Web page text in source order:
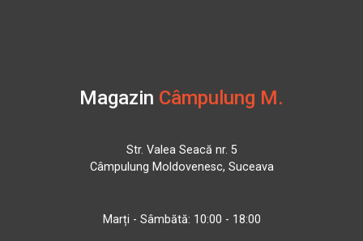
Magazin Câmpulung M.
Str. Valea Seacă nr. 5
Câmpulung Moldovenesc, Suceava
Marți - Sâmbătă: 10:00 - 18:00